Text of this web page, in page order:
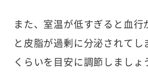
また、室温が低すぎると血
と皮脂が過剰に分泌されて
くらいを目安に調節しましょ